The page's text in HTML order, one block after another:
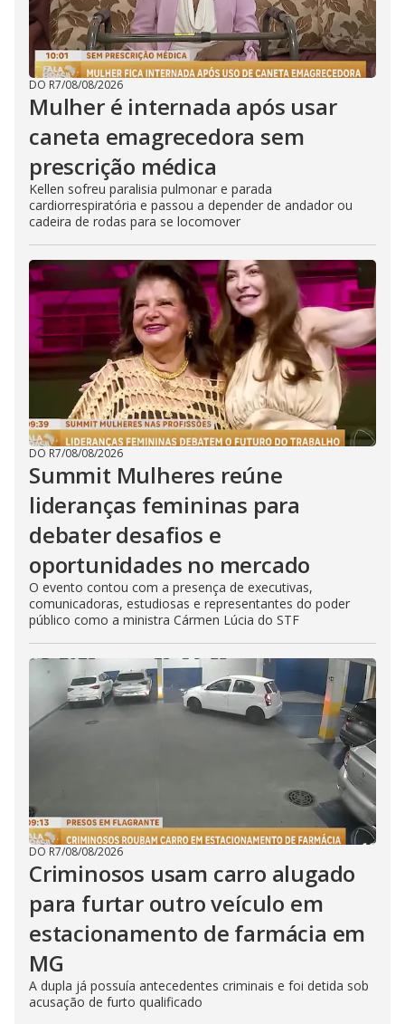
DO R7/08/08/2026
Mulher é internada após usar
caneta emagrecedora sem
prescrição médica
Kellen sofreu paralisia pulmonar e parada
cardiorrespiratória e passou a depender de andador ou
cadeira de rodas para se locomover
DO R7/08/08/2026
Summit Mulheres reúne
lideranças femininas para
debater desafios e
oportunidades no mercado
O evento contou com a presença de executivas,
comunicadoras, estudiosas e representantes do poder
público como a ministra Cármen Lúcia do STF
DO R7/08/08/2026
Criminosos usam carro alugado
para furtar outro veículo em
estacionamento de farmácia em
MG
A dupla já possuía antecedentes criminais e foi detida sob
acusação de furto qualificado